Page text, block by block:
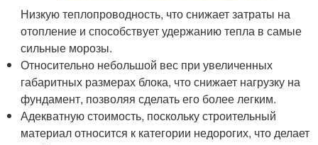
Низкую теплопроводность, что снижает затраты на
отопление и способствует удержанию тепла в самые
сильные морозы.
Относительно небольшой вес при увеличенных
габаритных размерах блока, что снижает нагрузку на
фундамент, позволяя сделать его более легким.
Адекватную стоимость, поскольку строительный
материал относится к категории недорогих, что делает